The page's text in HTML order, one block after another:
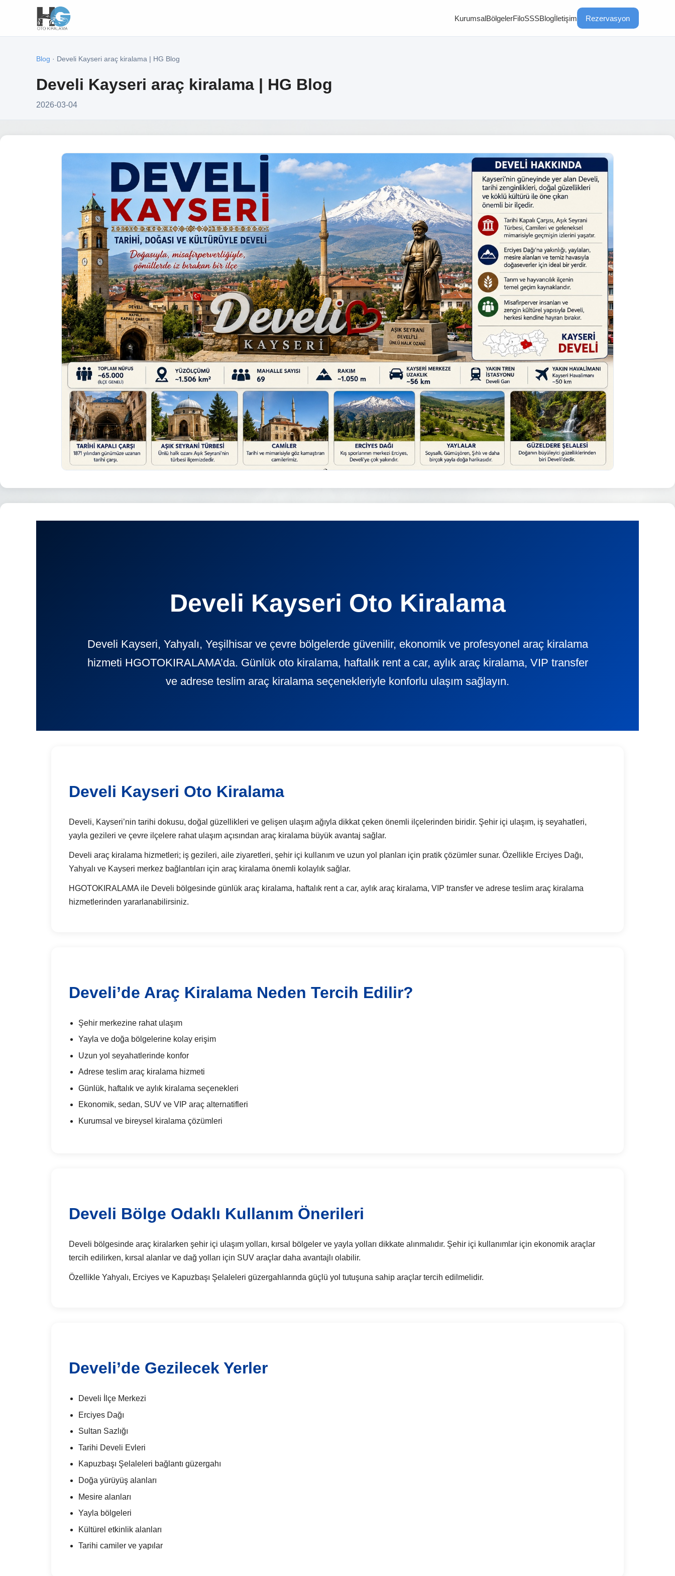
KurumsalBölgelerFiloSSSBlogİletişim Rezervasyon
Blog · Develi Kayseri araç kiralama | HG Blog
Develi Kayseri araç kiralama | HG Blog
2026-03-04
Develi Kayseri Oto Kiralama
Develi Kayseri, Yahyalı, Yeşilhisar ve çevre bölgelerde güvenilir, ekonomik ve profesyonel araç kiralama
hizmeti HGOTOKIRALAMA’da. Günlük oto kiralama, haftalık rent a car, aylık araç kiralama, VIP transfer
ve adrese teslim araç kiralama seçenekleriyle konforlu ulaşım sağlayın.
Develi Kayseri Oto Kiralama
Develi, Kayseri’nin tarihi dokusu, doğal güzellikleri ve gelişen ulaşım ağıyla dikkat çeken önemli ilçelerinden biridir. Şehir içi ulaşım, iş seyahatleri,
yayla gezileri ve çevre ilçelere rahat ulaşım açısından araç kiralama büyük avantaj sağlar.
Develi araç kiralama hizmetleri; iş gezileri, aile ziyaretleri, şehir içi kullanım ve uzun yol planları için pratik çözümler sunar. Özellikle Erciyes Dağı,
Yahyalı ve Kayseri merkez bağlantıları için araç kiralama önemli kolaylık sağlar.
HGOTOKIRALAMA ile Develi bölgesinde günlük araç kiralama, haftalık rent a car, aylık araç kiralama, VIP transfer ve adrese teslim araç kiralama
hizmetlerinden yararlanabilirsiniz.
Develi’de Araç Kiralama Neden Tercih Edilir?
Şehir merkezine rahat ulaşım
Yayla ve doğa bölgelerine kolay erişim
Uzun yol seyahatlerinde konfor
Adrese teslim araç kiralama hizmeti
Günlük, haftalık ve aylık kiralama seçenekleri
Ekonomik, sedan, SUV ve VIP araç alternatifleri
Kurumsal ve bireysel kiralama çözümleri
Develi Bölge Odaklı Kullanım Önerileri
Develi bölgesinde araç kiralarken şehir içi ulaşım yolları, kırsal bölgeler ve yayla yolları dikkate alınmalıdır. Şehir içi kullanımlar için ekonomik araçlar
tercih edilirken, kırsal alanlar ve dağ yolları için SUV araçlar daha avantajlı olabilir.
Özellikle Yahyalı, Erciyes ve Kapuzbaşı Şelaleleri güzergahlarında güçlü yol tutuşuna sahip araçlar tercih edilmelidir.
Develi’de Gezilecek Yerler
Develi İlçe Merkezi
Erciyes Dağı
Sultan Sazlığı
Tarihi Develi Evleri
Kapuzbaşı Şelaleleri bağlantı güzergahı
Doğa yürüyüş alanları
Mesire alanları
Yayla bölgeleri
Kültürel etkinlik alanları
Tarihi camiler ve yapılar